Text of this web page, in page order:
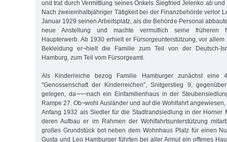
und trat durch Vermittlung seines Onkels Siegfried Jelenko ab
Nach zweieinhalbjähriger Tätigkeit bei der Finanzbehörde verlor
Januar 1929 seinen Arbeitsplatz, als die Behörde Personal
neue Anstellung und machte vermutlich seine früheren
Haupterwerb. Ab 1930 erhielt er Fürsorgeunterstützung, vor
Bekleidung er¬hielt die Familie zum Teil von der Deutsch-
Hamburg, zum Teil vom Fürsorgeamt.
Als Kinderreiche bezog Familie Hamburger zunächst eine
"Genossenschaft der Kinderreichen", Snitgerstieg 9,
gelegen, da¬¬¬nach ein Einfamilienhaus in der
Rampe 27. Ob¬wohl Ausländer und auf die Wohlfahrt
Anfang 1932 als Siedler für die Stadtrandsiedlung in der Horner
deren Aufbau er im Rahmen der Wohlfahrtsunterstützung
großes Grundstück bot neben dem Wohnhaus Platz für einen
Gusta und Leo Hamburger führten bei aller Armut ein offenes